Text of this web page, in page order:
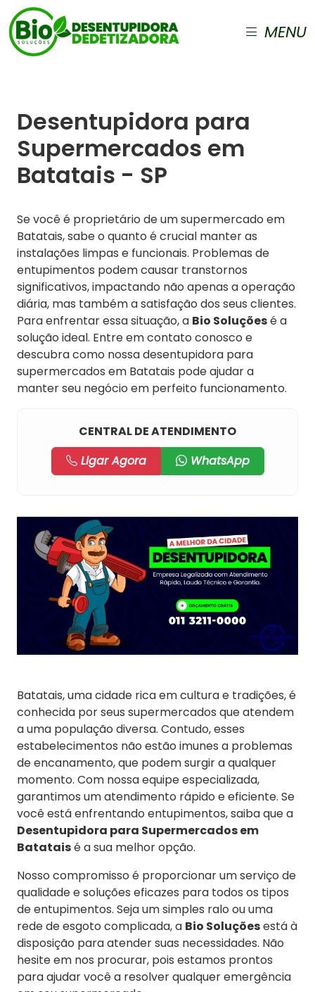
MENU
Desentupidora para
Supermercados em
Batatais - SP
Se você é proprietário de um supermercado em
Batatais, sabe o quanto é crucial manter as
instalações limpas e funcionais. Problemas de
entupimentos podem causar transtornos
significativos, impactando não apenas a operação
diária, mas também a satisfação dos seus clientes.
Para enfrentar essa situação, a Bio Soluçõesé a
solução ideal. Entre em contato conosco e
descubra como nossa desentupidora para
supermercados em Batatais pode ajudar a
manter seu negócio em perfeito funcionamento.
CENTRAL DE ATENDIMENTO
Ligar Agora
WhatsApp
Batatais, uma cidade rica em cultura e tradições, é
conhecida por seus supermercados que atendem
a uma população diversa. Contudo, esses
estabelecimentos não estão imunes a problemas
de encanamento, que podem surgir a qualquer
momento. Com nossa equipe especializada,
garantimos um atendimento rápido e eficiente. Se
você está enfrentando entupimentos, saiba que a
Desentupidora para Supermercados em
Batataisé a sua melhor opção.
Nosso compromisso é proporcionar um serviço de
qualidade e soluções eficazes para todos os tipos
de entupimentos. Seja um simples ralo ou uma
rede de esgoto complicada, a Bio Soluçõesestá à
disposição para atender suas necessidades. Não
hesite em nos procurar, pois estamos prontos
para ajudar você a resolver qualquer emergência